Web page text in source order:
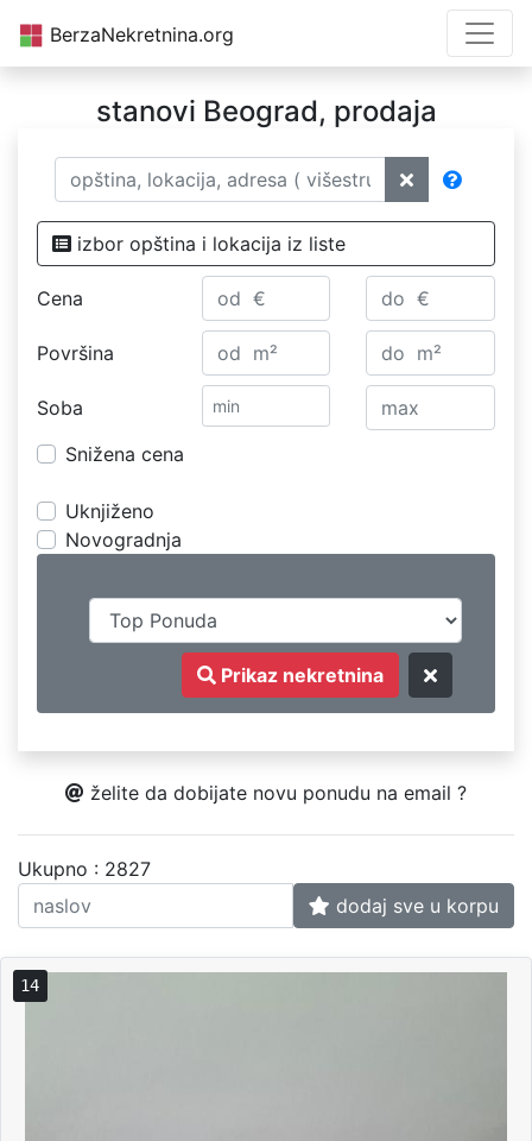
BerzaNekretnina.org
stanovi Beograd, prodaja
izbor opština i lokacija iz liste
Cena
Površina
Soba
Snižena cena
Uknjiženo
Novogradnja
Prikaz nekretnina
želite da dobijate novu ponudu na email ?
Ukupno : 2827
dodaj sve u korpu
14